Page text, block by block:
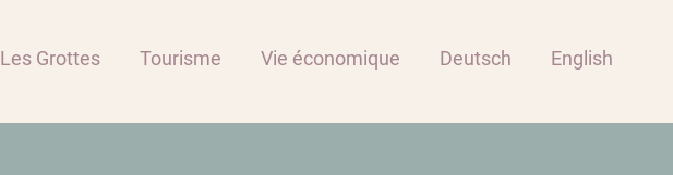
Les Grottes Tourisme Vie économique Deutsch English